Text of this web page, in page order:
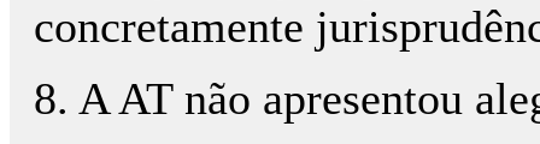
concretamente
8. A AT não apresentou